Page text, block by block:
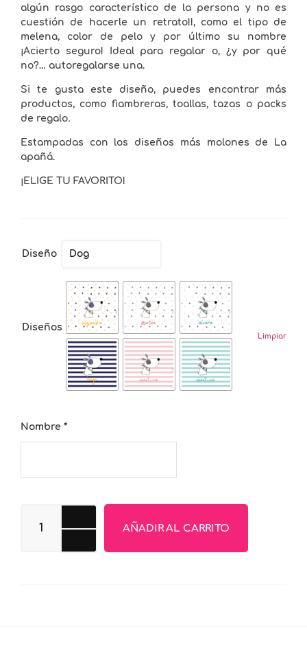
algún rasgo característico de la persona y no es
cuestión de hacerle un retrato!!, como el tipo de
melena, color de pelo y por último su nombre
¡Acierto seguro! Ideal para regalar o, ¿y por qué
no?… autoregalarse una.
Si te gusta este diseño, puedes encontrar más
productos, como fiambreras, toallas, tazas o packs
de regalo.
Estampadas con los diseños más molones de La
apañá.
¡ELIGE TU FAVORITO!
Diseño
Diseños
Limpiar
Nombre *
AÑADIR AL CARRITO